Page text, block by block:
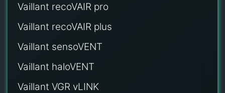
Vaillant recoVAIR pro
Vaillant recoVAIR plus
Vaillant sensoVENT
Vaillant haloVENT
Vaillant VGR vLINK